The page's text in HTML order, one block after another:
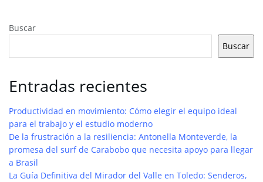
Buscar
Buscar
Entradas recientes
Productividad en movimiento: Cómo elegir el equipo ideal
para el trabajo y el estudio moderno
De la frustración a la resiliencia: Antonella Monteverde, la
promesa del surf de Carabobo que necesita apoyo para llegar
a Brasil
La Guía Definitiva del Mirador del Valle en Toledo: Senderos,